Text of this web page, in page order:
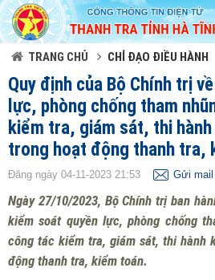
TRANG CHỦ CHỈ ĐẠO ĐIỀU HÀNH
Quy định của Bộ Chính trị
lực, phòng chống tham
kiểm tra, giám sát, thi
trong hoạt động thanh tra,
Đăng ngày 04-11-2023 21:53 Gửi mail
Ngày 27/10/2023, Bộ Chính trị ban
kiểm soát quyền lực, phòng chống
công tác kiểm tra, giám sát, thi hành
động thanh tra, kiểm toán.
Đã kết nối EMC